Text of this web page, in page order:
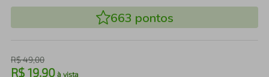
663 pontos
R$49,00
R$ 19,90 à vista